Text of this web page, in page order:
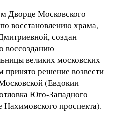
Дворце Московского
восстановлению храма,
создан
воссозданию
великих московских
принято решение возвести
(Евдокии
Юго-Западного
проспекта).